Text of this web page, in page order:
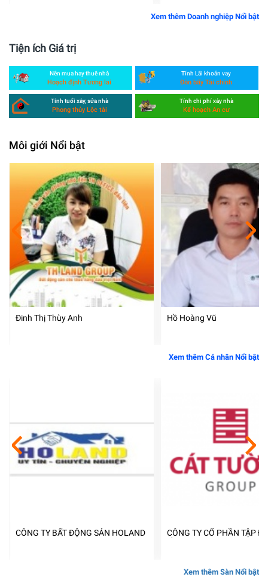
Xem thêm Doanh nghiệp Nổi bật
Tiện ích Giá trị
Nên mua hay thuê nhà
Hoạch định Tương lai
Tính Lãi khoản vay
Đòn bẩy Tài chính
Tính tuổi xây, sửa nhà
Phong thủy Lộc tài
Tính chi phí xây nhà
Kế hoạch An cư
Môi giới Nổi bật
Đinh Thị Thùy Anh Hồ Hoàng Vũ
Xem thêm Cá nhân Nổi bật
CÔNG TY BẤT ĐỘNG SẢN HOLAND
CÔNG TY CỔ PHẦN TẬP
Xem thêm Sàn Nổi bật